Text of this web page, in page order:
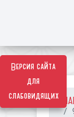
Версия сайта
для
слабовидящих